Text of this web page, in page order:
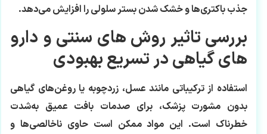
جذب باکتری‌ها و خشک شدن بستر سلولی را افزایش می‌دهد.
بررسی تاثیر روش‌ های سنتی و دارو
های گیاهی در تسریع بهبودی
استفاده از ترکیباتی مانند عسل، زردچوبه یا روغن‌های گیاهی
بدون مشورت پزشک، برای صدمات بافت عمیق به‌شدت
خطرناک است. این مواد ممکن است حاوی ناخالصی‌ها و